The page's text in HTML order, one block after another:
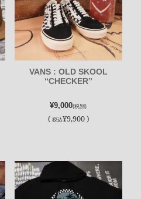
VANS : OLD SKOOL
“CHECKER”
¥9,000(税別)
( 税込¥9,900 )